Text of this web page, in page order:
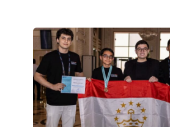
ASTANA
ПРЕДСТАВИЛИ
АРТ-
ФИЛЬМ
TENGRIDA:
CYBER